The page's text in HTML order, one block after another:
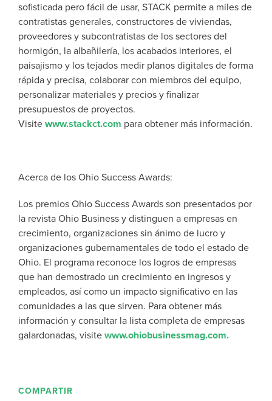
sofisticada pero fácil de usar, STACK permite a miles de
contratistas generales, constructores de viviendas,
proveedores y subcontratistas de los sectores del
hormigón, la albañilería, los acabados interiores, el
paisajismo y los tejados medir planos digitales de forma
rápida y precisa, colaborar con miembros del equipo,
personalizar materiales y precios y finalizar
presupuestos de proyectos.
Visite www.stackct.com para obtener más información.
Acerca de los Ohio Success Awards:
Los premios Ohio Success Awards son presentados por
la revista Ohio Business y distinguen a empresas en
crecimiento, organizaciones sin ánimo de lucro y
organizaciones gubernamentales de todo el estado de
Ohio. El programa reconoce los logros de empresas
que han demostrado un crecimiento en ingresos y
empleados, así como un impacto significativo en las
comunidades a las que sirven. Para obtener más
información y consultar la lista completa de empresas
galardonadas, visite www.ohiobusinessmag.com.
COMPARTIR